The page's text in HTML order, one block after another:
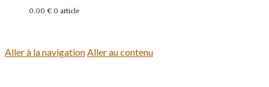
0,00 € 0 article
Aller à la navigationAller au contenu